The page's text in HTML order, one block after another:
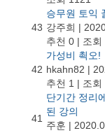
43
승무원 토익
강주희 |
추천 0 | 조회
42
가성비 쵝오!
hkahn82 |
추천 1 | 조회
41
단기간 정리
된 강의
주훈 |